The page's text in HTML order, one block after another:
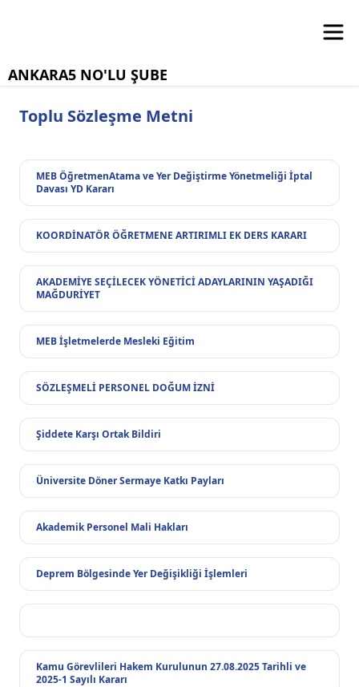
ANKARA5 NO'LU ŞUBE
Toplu Sözleşme Metni
MEB ÖğretmenAtama ve Yer Değiştirme Yönetmeliği İptal
Davası YD Kararı
KOORDİNATÖR ÖĞRETMENE ARTIRIMLI EK DERS KARARI
AKADEMİYE SEÇİLECEK YÖNETİCİ ADAYLARININ YAŞADIĞI
MAĞDURİYET
MEB İşletmelerde Mesleki Eğitim
SÖZLEŞMELİ PERSONEL DOĞUM İZNİ
Şiddete Karşı Ortak Bildiri
Üniversite Döner Sermaye Katkı Payları
Akademik Personel Mali Hakları
Deprem Bölgesinde Yer Değişikliği İşlemleri
Kamu Görevlileri Hakem Kurulunun 27.08.2025 Tarihli ve
2025-1 Sayılı Kararı